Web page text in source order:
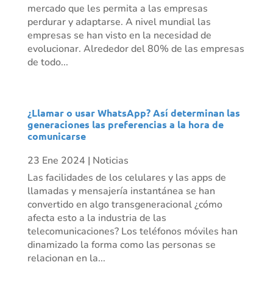
mercado que les permita a las empresas
perdurar y adaptarse. A nivel mundial las
empresas se han visto en la necesidad de
evolucionar. Alrededor del 80% de las empresas
de todo...
¿Llamar o usar WhatsApp? Así determinan las
generaciones las preferencias a la hora de
comunicarse
23 Ene 2024 | Noticias
Las facilidades de los celulares y las apps de
llamadas y mensajería instantánea se han
convertido en algo transgeneracional ¿cómo
afecta esto a la industria de las
telecomunicaciones? Los teléfonos móviles han
dinamizado la forma como las personas se
relacionan en la...